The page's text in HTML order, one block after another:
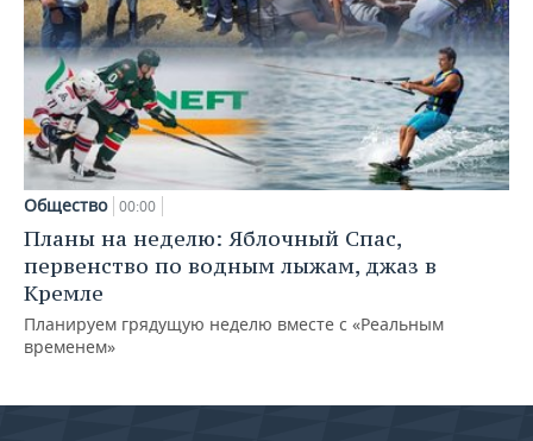
Общество 00:00
Планы на неделю: Яблочный Спас,
первенство по водным лыжам, джаз в
Кремле
Планируем грядущую неделю вместе с «Реальным
временем»